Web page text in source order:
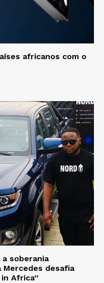
africanos com o
soberania
desafia
Africa”